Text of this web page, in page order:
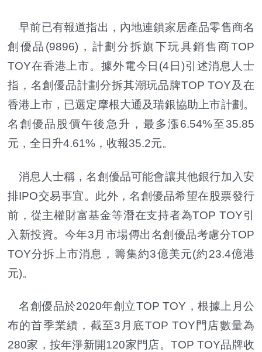
早前已有報道指出，內地連鎖家居產品零售商名
創優品(9896)，計劃分拆旗下玩具銷售商TOP
TOY在香港上市。據外電今日(4日)引述消息人士
指，名創優品計劃分拆其潮玩品牌TOP TOY及在
香港上市，已選定摩根大通及瑞銀協助上市計劃。
名創優品股價午後急升，最多漲6.54%至35.85
元，全日升4.61%，收報35.2元。
消息人士稱，名創優品可能會讓其他銀行加入安
排IPO交易事宜。此外，名創優品希望在股票發行
前，從主權財富基金等潛在支持者為TOP TOY引
入新投資。今年3月市場傳出名創優品考慮分TOP
TOY分拆上市消息，籌集約3億美元(約23.4億港
元)。
名創優品於2020年創立TOP TOY，根據上月公
布的首季業績，截至3月底TOP TOY門店數量為
280家，按年淨新開120家門店。TOP TOY品牌收